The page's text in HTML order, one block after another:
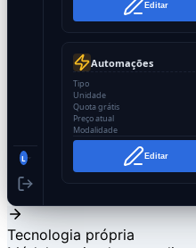
L
Editar
Automações
Tipo
Unidade
Quota grátis
Preço atual
Modalidade
Editar
Tecnologia própria